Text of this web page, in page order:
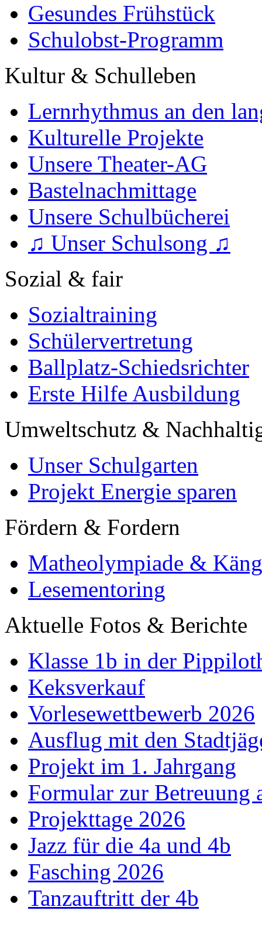
Gesundes Frühstück
Schulobst-Programm
Kultur & Schulleben
Lernrhythmus an den
Kulturelle Projekte
Unsere Theater-AG
Bastelnachmittage
Unsere Schulbücherei
♫ Unser Schulsong ♫
Sozial & fair
Sozialtraining
Schülervertretung
Ballplatz-Schiedsrichter
Erste Hilfe Ausbildung
Umweltschutz &
Unser Schulgarten
Projekt Energie sparen
Fördern & Fordern
Matheolympiade &
Lesementoring
Aktuelle Fotos & Berichte
Klasse 1b in der
Keksverkauf
Vorlesewettbewerb 2026
Ausflug mit den
Projekt im 1. Jahrgang
Formular zur Betreuung
Projekttage 2026
Jazz für die 4a und 4b
Fasching 2026
Tanzauftritt der 4b